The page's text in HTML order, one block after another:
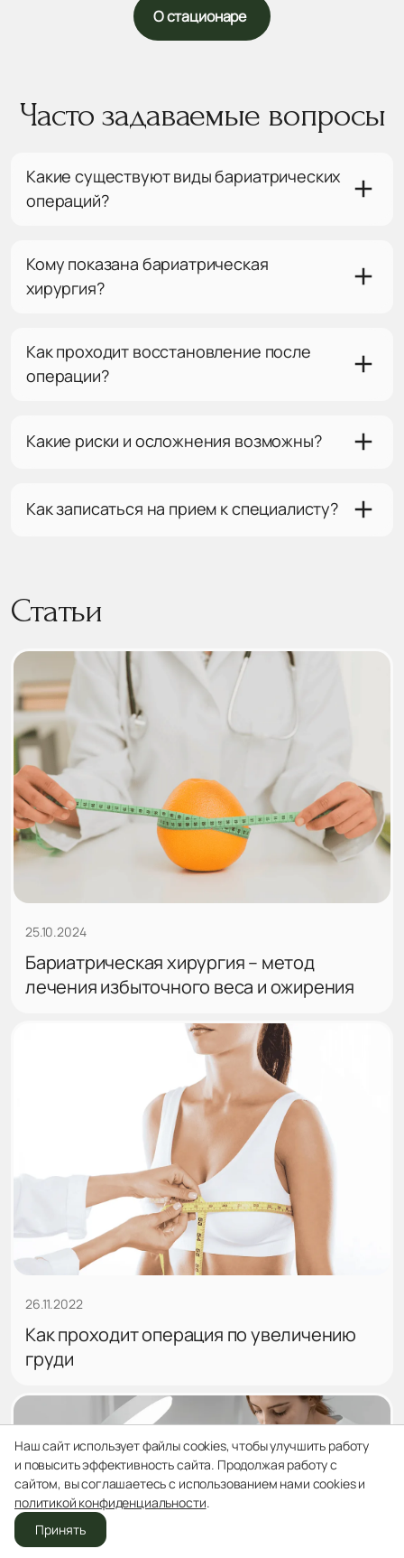
Отделения
О стационаре
Часто задаваемые вопросы
Какие существуют виды бариатрических
операций?
Кому показана бариатрическая
хирургия?
Как проходит восстановление после
операции?
Какие риски и осложнения возможны?
Как записаться на прием к специалисту?
Статьи
25.10.2024
Бариатрическая хирургия – метод
лечения избыточного веса и ожирения
26.11.2022
Как проходит операция по увеличению
груди
Наш сайт использует файлы cookies, чтобы улучшить работу
и повысить эффективность сайта. Продолжая работу с
сайтом, вы соглашаетесь с использованием нами cookies и
политикой конфиденциальности.
Принять